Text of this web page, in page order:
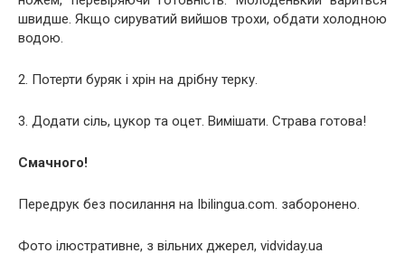
швидше. Якщо сируватий вийшов трохи, обдати холодною
водою.
2. Потерти буряк і хрін на дрібну терку.
3. Додати сіль, цукор та оцет. Вимішати. Страва готова!
Смачного!
Передрук без посилання на Ibilingua.com. заборонено.
Фото ілюстративне, з вільних джерел, vidviday.ua